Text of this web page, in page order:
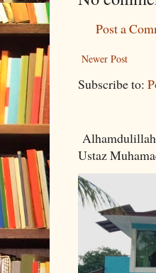
Post a
Newer Post
Subscribe to:
Alhamdulillah
Ustaz